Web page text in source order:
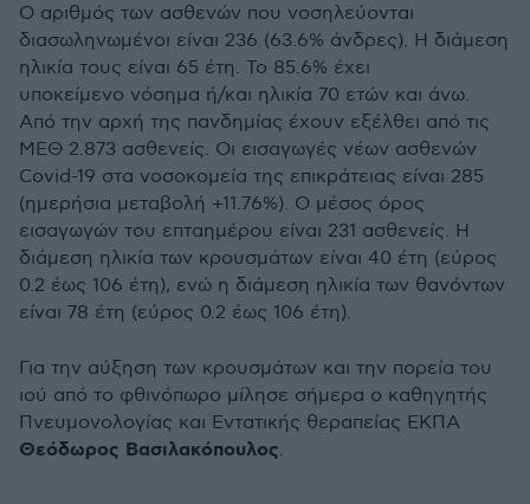
Ο αριθμός των ασθενών που νοσηλεύονται
διασωληνωμένοι είναι 236 (63.6% άνδρες). Η διάμεση
ηλικία τους είναι 65 έτη. To 85.6% έχει
υποκείμενο νόσημα ή/και ηλικία 70 ετών και άνω.
Από την αρχή της πανδημίας έχουν εξέλθει από τις
ΜΕΘ 2.873 ασθενείς. Οι εισαγωγές νέων ασθενών
Covid-19 στα νοσοκομεία της επικράτειας είναι 285
(ημερήσια μεταβολή +11.76%). Ο μέσος όρος
εισαγωγών του επταημέρου είναι 231 ασθενείς. Η
διάμεση ηλικία των κρουσμάτων είναι 40 έτη (εύρος
0.2 έως 106 έτη), ενώ η διάμεση ηλικία των θανόντων
είναι 78 έτη (εύρος 0.2 έως 106 έτη).
Για την αύξηση των κρουσμάτων και την πορεία του
ιού από το φθινόπωρο μίλησε σήμερα ο καθηγητής
Πνευμονολογίας και Εντατικής θεραπείας ΕΚΠΑ
Θεόδωρος Βασιλακόπουλος.